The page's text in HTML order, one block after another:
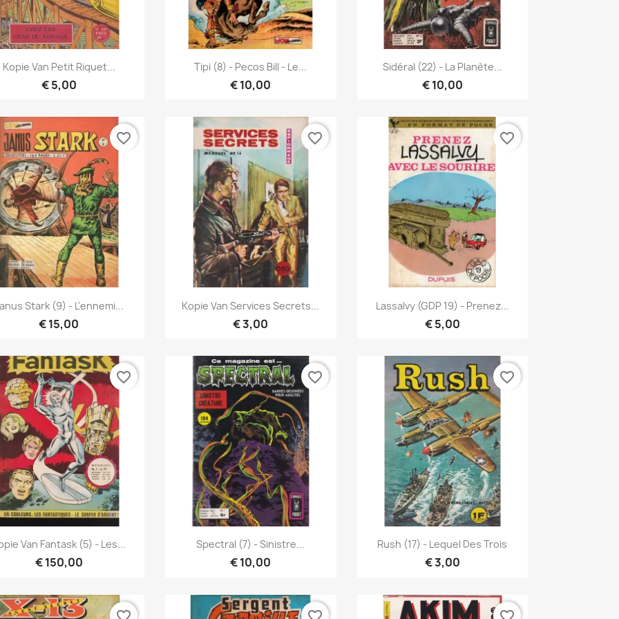
Snel bekijken
Kopie Van Petit Riquet...
€ 5,00
Snel bekijken
Tipi (8) - Pecos Bill - Le...
€ 10,00
 Snel bekijken
Sidéral (22) - La Planète...
€ 10,00
Snel bekijken
Stark (9) - L'ennemi...
€ 15,00
favorite_border
Snel bekijken
Kopie Van Services Secrets...
€ 3,00
favorite_border
Snel bekijken
Lassalvy (GDP 19) - Prenez...
€ 5,00
favorite_border
Snel bekijken
Van Fantask (5) - Les...
€ 150,00
favorite_border
Snel bekijken
Spectral (7) - Sinistre...
€ 10,00
favorite_border
Snel bekijken
Rush (17) - Lequel Des Trois
€ 3,00
favorite_border